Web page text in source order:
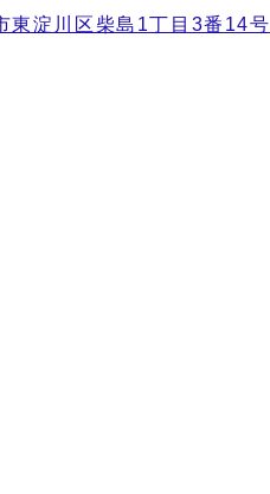
東淀川区柴島1丁目3番14号